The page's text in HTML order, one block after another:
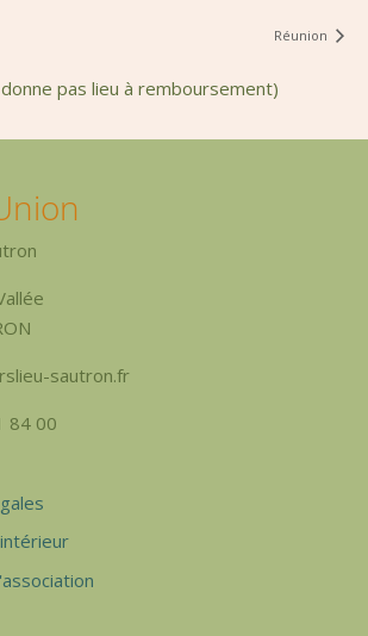
Réunion
pas lieu à remboursement)
sautron.fr
84 00